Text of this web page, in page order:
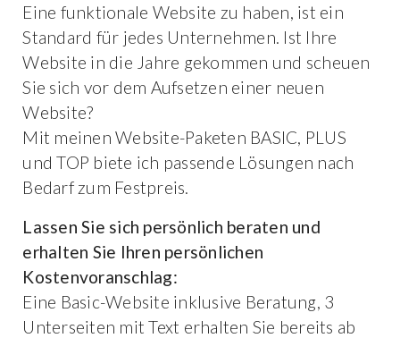
Eine funktionale Website zu haben, ist ein
Standard für jedes Unternehmen. Ist Ihre
Website in die Jahre gekommen und scheuen
Sie sich vor dem Aufsetzen einer neuen
Website?
Mit meinen Website-Paketen BASIC, PLUS
und TOP biete ich passende Lösungen nach
Bedarf zum Festpreis.
Lassen Sie sich persönlich beraten und
erhalten Sie Ihren persönlichen
Kostenvoranschlag:
Eine Basic-Website inklusive Beratung, 3
Unterseiten mit Text erhalten Sie bereits ab